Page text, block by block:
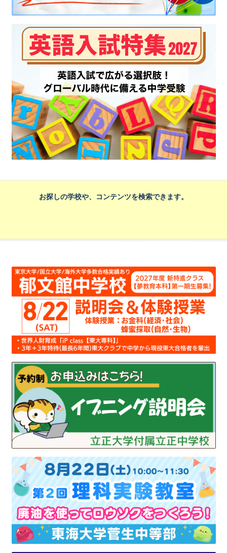
お探しの学校や、コンテンツを検索できます。